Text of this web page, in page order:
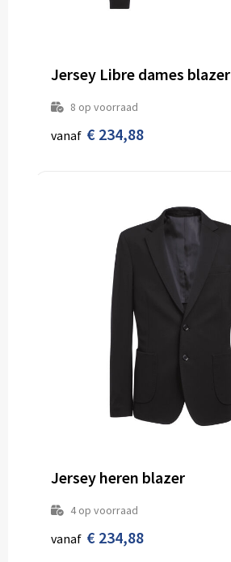
Jersey Libre dames blazer
8 op voorraad
vanaf € 234,88
Jersey heren blazer
4op voorraad
vanaf € 234,88